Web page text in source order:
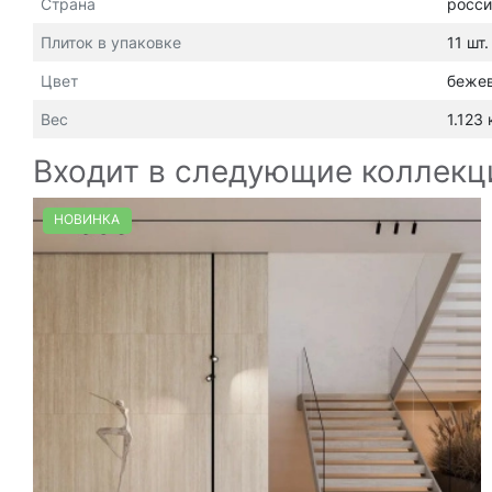
Страна
Плиток в упаковке 11 шт.
Цвет
Вес 1.123
Входит в следующие
НОВИНКА